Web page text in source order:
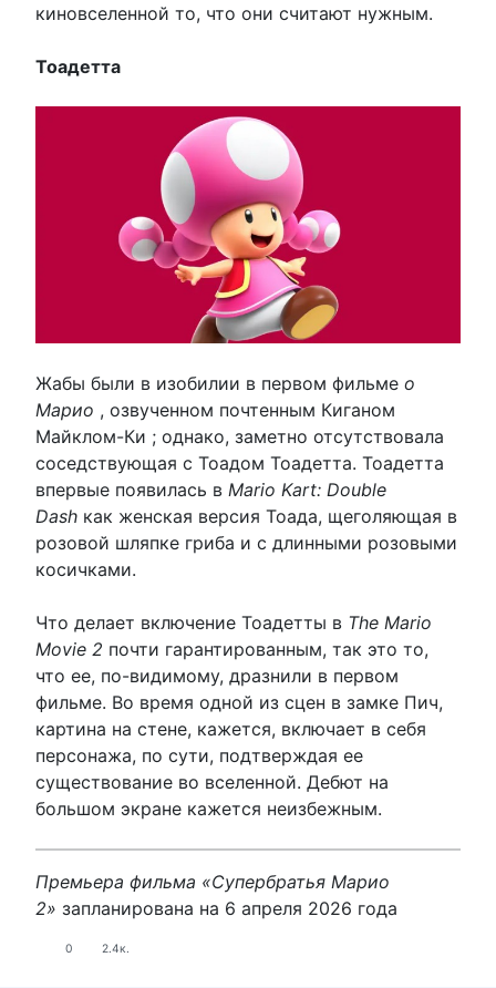
киновселенной то, что они считают нужным.
Тоадетта
Жабы были в изобилии в первом фильме о
Марио , озвученном почтенным Киганом
Майклом-Ки ; однако, заметно отсутствовала
соседствующая с Тоадом Тоадетта. Тоадетта
впервые появилась в Mario Kart: Double
Dash как женская версия Тоада, щеголяющая в
розовой шляпке гриба и с длинными розовыми
косичками.
Что делает включение Тоадетты в The Mario
Movie 2 почти гарантированным, так это то,
что ее, по-видимому, дразнили в первом
фильме. Во время одной из сцен в замке Пич,
картина на стене, кажется, включает в себя
персонажа, по сути, подтверждая ее
существование во вселенной. Дебют на
большом экране кажется неизбежным.
Премьера фильма «Супербратья Марио
2» запланирована на 6 апреля 2026 года
0 2.4к.